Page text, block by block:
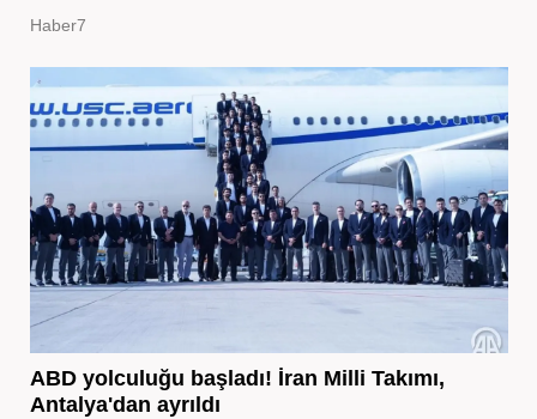
Haber7
ABD yolculuğu başladı! İran Milli Takımı,
Antalya'dan ayrıldı